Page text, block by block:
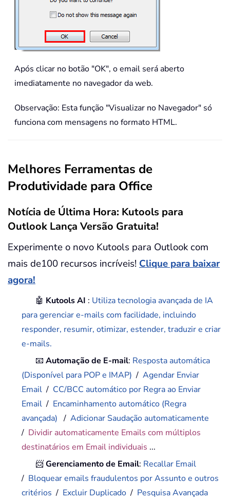
Após clicar no botão "OK", o email será aberto
imediatamente no navegador da web.
Observação: Esta função "Visualizar no Navegador" só
funciona com mensagens no formato HTML.
Melhores Ferramentas de
Produtividade para Office
Notícia de Última Hora: Kutools para
Outlook Lança Versão Gratuita!
Experimente o novo Kutools para Outlook com
mais de100 recursos incríveis! Clique para baixar
agora!
🤖 Kutools AI : Utiliza tecnologia avançada de IA
para gerenciar e-mails com facilidade, incluindo
responder, resumir, otimizar, estender, traduzir e criar
e-mails.
📧Automação de E-mail: Resposta automática
(Disponível para POP e IMAP) /Agendar Enviar
Email / CC/BCC automático por Regra ao Enviar
Email / Encaminhamento automático (Regra
avançada) /Adicionar Saudação automaticamente
/ Dividir automaticamente Emails com múltiplos
destinatários em Email individuais ...
📨Gerenciamento de Email: Recallar Email
/ Bloquear emails fraudulentos por Assunto e outros
critérios / Excluir Duplicado / Pesquisa Avançada